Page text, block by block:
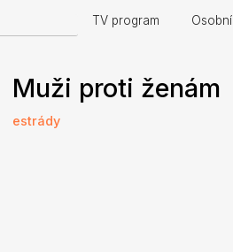
TV program Osobní
Muži proti ženám
estrády